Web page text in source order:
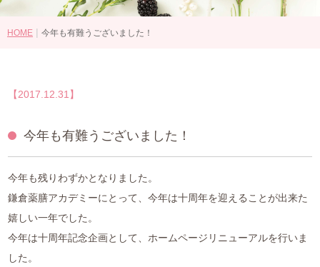
認定資格について
中医薬膳営養師コース
プライベートレッスン
1day体験コース
HOME | 今年も有難うございました！
【2017.12.31】
今年も有難うございました！
今年も残りわずかとなりました。
鎌倉薬膳アカデミーにとって、今年は十周年を迎えることが出来た
嬉しい一年でした。
今年は十周年記念企画として、ホームページリニューアルを行いま
した。